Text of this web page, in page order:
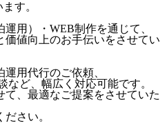
す。
用）・WEB制作を通じて、
値向上のお手伝いをさせてい
用代行のご依頼、
など、幅広く対応可能です。
、最適なご提案をさせていた
さい。